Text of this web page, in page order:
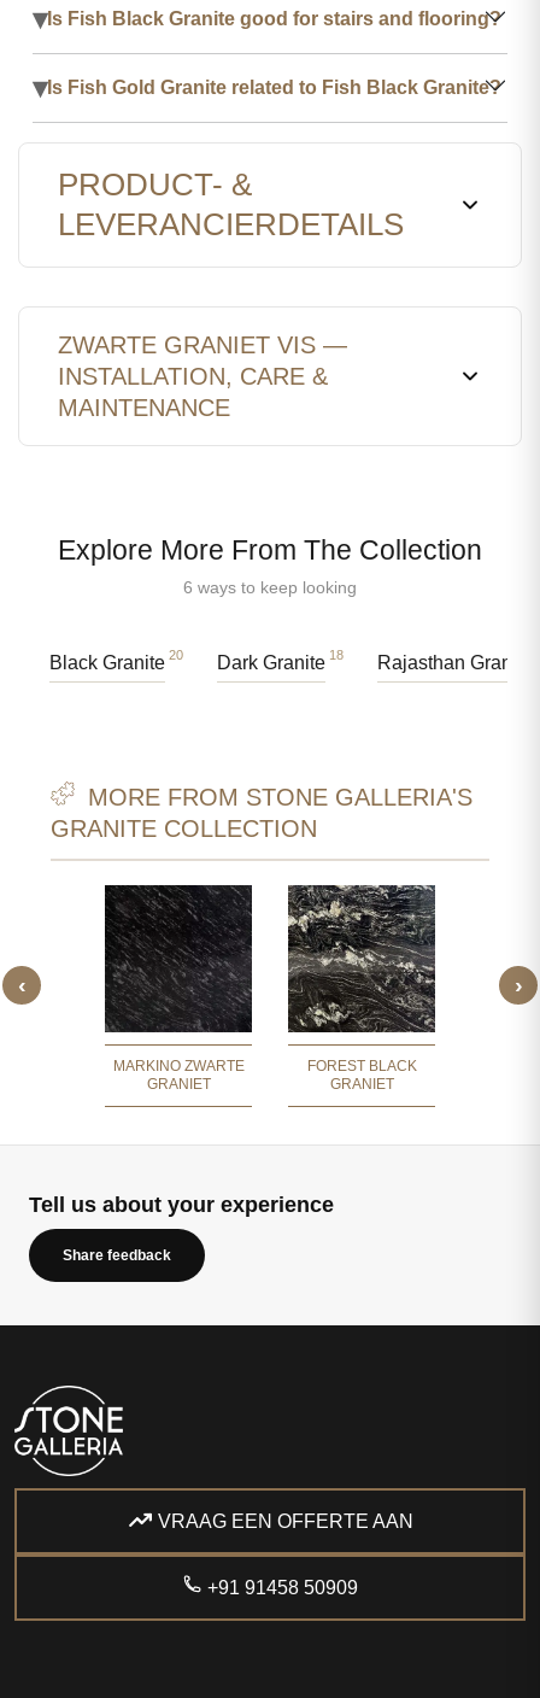
▾Is Fish Black Granite good for stairs and flooring?
▾Is Fish Gold Granite related to Fish Black Granite?
PRODUCT- &
LEVERANCIERDETAILS
ZWARTE GRANIET VIS —
INSTALLATION, CARE &
MAINTENANCE
Explore More From The Collection
6 ways to keep looking
Black Granite 20 Dark Granite 18 Rajasthan Granite
MORE FROM STONE GALLERIA'S
GRANITE COLLECTION
‹
BLACK
MARKINO ZWARTE
GRANIET
FOREST BLACK
GRANIET
›
Tell us about your experience
Share feedback
VRAAG EEN OFFERTE AAN
+91 91458 50909